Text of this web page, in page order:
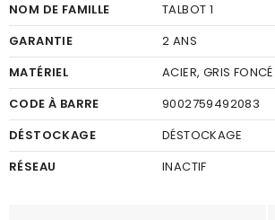
NOM DE FAMILLE
TALBOT 1
GARANTIE
2 ANS
MATÉRIEL
ACIER, GRIS FONCÉ
CODE À BARRE
9002759492083
DÉSTOCKAGE
DÉSTOCKAGE
RÉSEAU
INACTIF